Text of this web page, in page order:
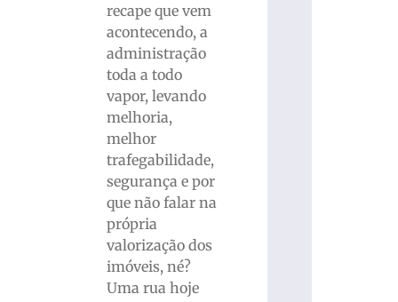
recape que vem
acontecendo, a
administração
toda a todo
vapor, levando
melhoria,
melhor
trafegabilidade,
segurança e por
que não falar na
própria
valorização dos
imóveis, né?
Uma rua hoje